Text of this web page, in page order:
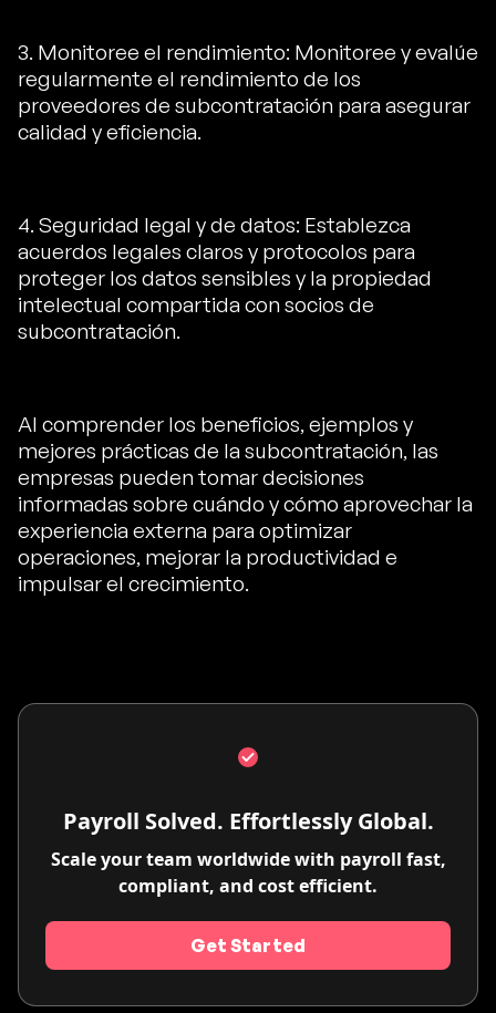
3. Monitoree el rendimiento: Monitoree y evalúe
regularmente el rendimiento de los
proveedores de subcontratación para asegurar
calidad y eficiencia.
4. Seguridad legal y de datos: Establezca
acuerdos legales claros y protocolos para
proteger los datos sensibles y la propiedad
intelectual compartida con socios de
subcontratación.
Al comprender los beneficios, ejemplos y
mejores prácticas de la subcontratación, las
empresas pueden tomar decisiones
informadas sobre cuándo y cómo aprovechar la
experiencia externa para optimizar
operaciones, mejorar la productividad e
impulsar el crecimiento.
Payroll Solved. Effortlessly Global.
Scale your team worldwide with payroll fast,
compliant, and cost efficient.
Get Started